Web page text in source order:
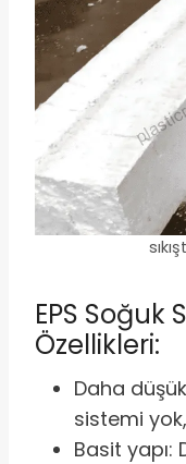
EPS Soğuk
Özellikleri:
Daha
sistemi yok,
Basit yapı: